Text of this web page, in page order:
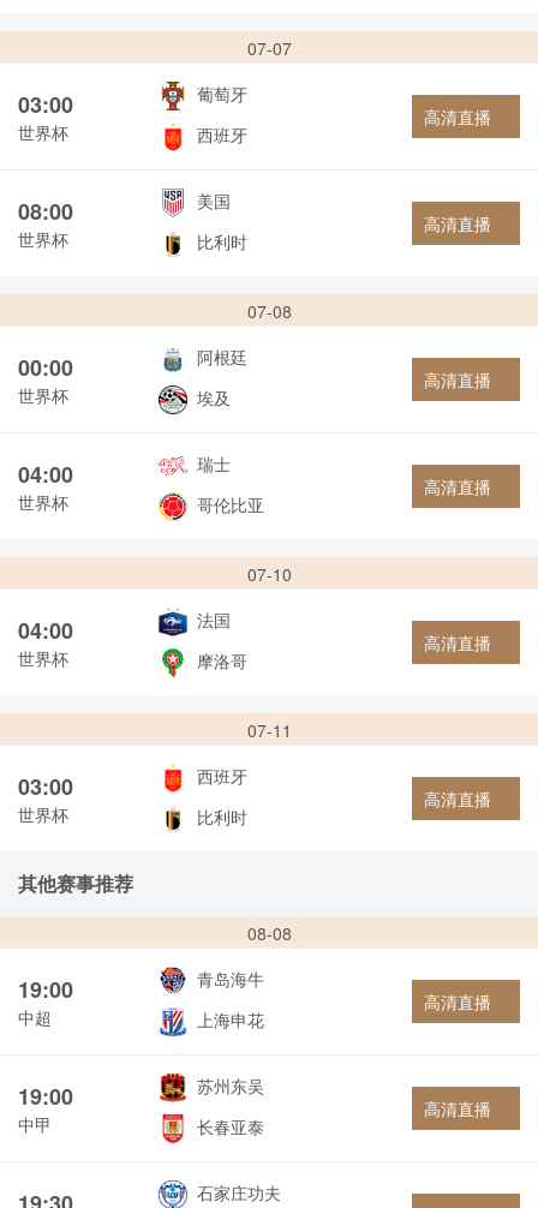
07-07
03:00
世界杯
葡萄牙
西班牙
高清直播
08:00
世界杯
美国
比利时
高清直播
07-08
00:00
世界杯
阿根廷
埃及
高清直播
04:00
世界杯
瑞士
哥伦比亚
高清直播
07-10
04:00
世界杯
法国
摩洛哥
高清直播
07-11
03:00
世界杯
西班牙
比利时
高清直播
其他赛事推荐
08-08
19:00
中超
青岛海牛
上海申花
高清直播
19:00
中甲
苏州东吴
长春亚泰
高清直播
石家庄功夫